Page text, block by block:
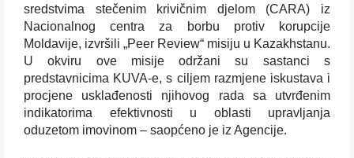
sredstvima stečenim krivičnim djelom (CARA) iz
Nacionalnog centra za borbu protiv korupcije
Moldavije, izvršili „Peer Review“ misiju u Kazakhstanu.
U okviru ove misije održani su sastanci s
predstavnicima KUVA-e, s ciljem razmjene iskustava i
procjene usklađenosti njihovog rada sa utvrđenim
indikatorima efektivnosti u oblasti upravljanja
oduzetom imovinom – saopćeno je iz Agencije.